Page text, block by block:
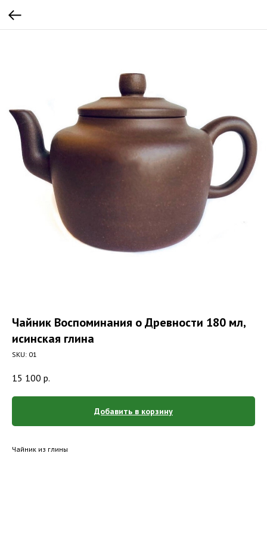
Чайник Воспоминания о Древности 180 мл,
исинская глина
SKU: 01
15 100 р.
Добавить в корзину
Чайник из глины